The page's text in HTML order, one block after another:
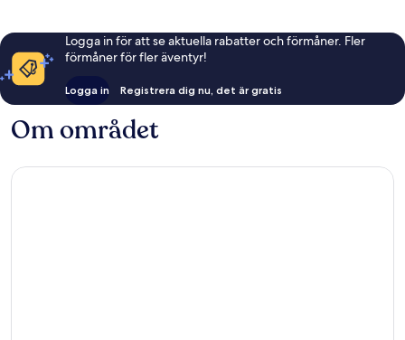
Logga in för att se aktuella rabatter och förmåner. Fler
förmåner för fler äventyr!
Logga in Registrera dig nu, det är gratis
Om området